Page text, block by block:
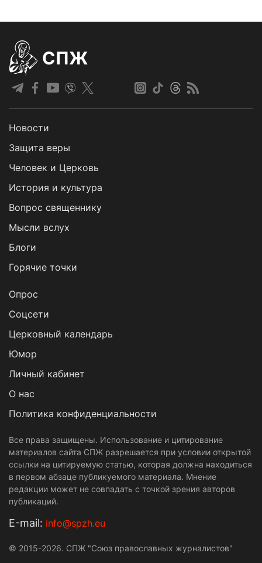
СПЖ
Новости
Защита веры
Человек и Церковь
История и культура
Вопрос священнику
Мысли вслух
Блоги
Горячие точки
Опрос
Cоцсети
Церковный календарь
Юмор
Личный кабинет
О нас
Политика конфиденциальности
Все права защищены. Использование и цитирование
материалов сайта СПЖ разрешается при условии открытой
ссылки на цитируемую статью, которая должна находиться
в первом абзаце публикуемого материала. Мнение
редакции может не совпадать с точкой зрения авторов
публикаций.
Е-mail: info@spzh.eu
© 2015-2026. СПЖ "Союз православных журналистов"